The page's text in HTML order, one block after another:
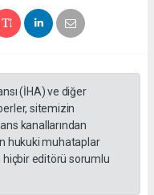
(İHA) ve diğer
sitemizin
kanallarından
hukuki muhataplar
editörü sorumlu